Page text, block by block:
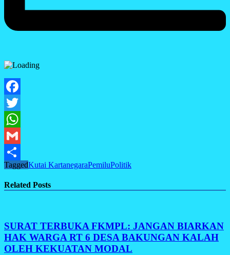
Facebook
Twitter
WhatsApp
Gmail
Share
TaggedKutai KartanegaraPemiluPolitik
Related Posts
SURAT TERBUKA FKMPL: JANGAN BIARKAN
HAK WARGA RT 6 DESA BAKUNGAN KALAH
OLEH KEKUATAN MODAL